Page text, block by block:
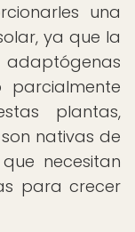
una
ya que la
parcialmente
plantas,
nativas de
necesitan
para crecer